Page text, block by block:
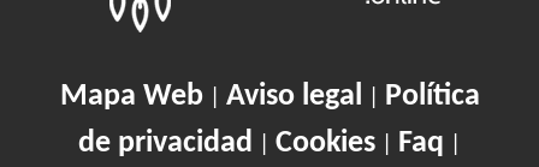
Mapa Web| Aviso legal
Política
de privacidad
Cookies Faq